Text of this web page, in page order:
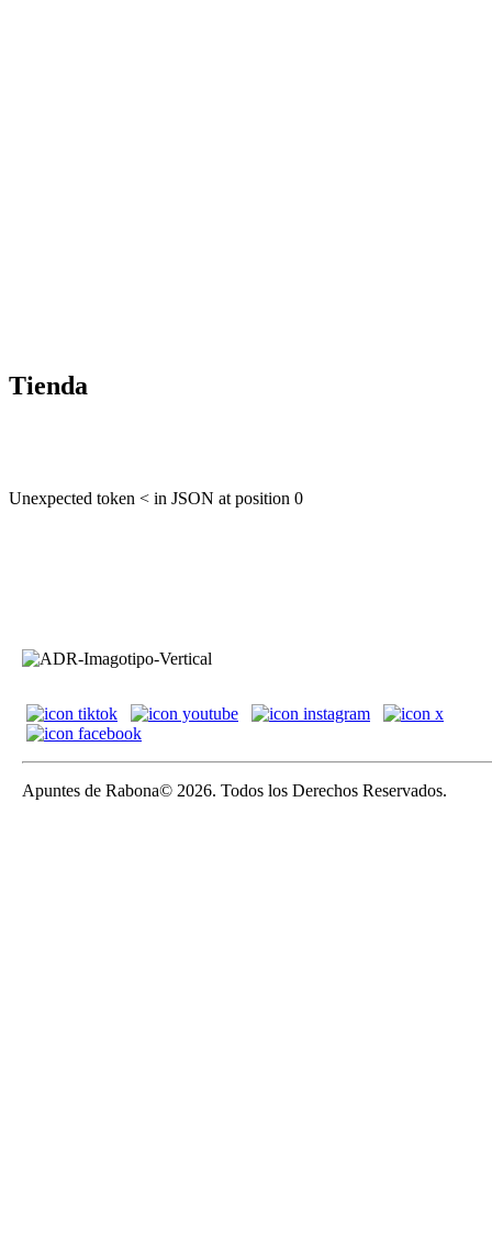
Tienda
Unexpected token < in JSON at position 0
Apuntes de Rabona© 2026. Todos los Derechos Reservados.